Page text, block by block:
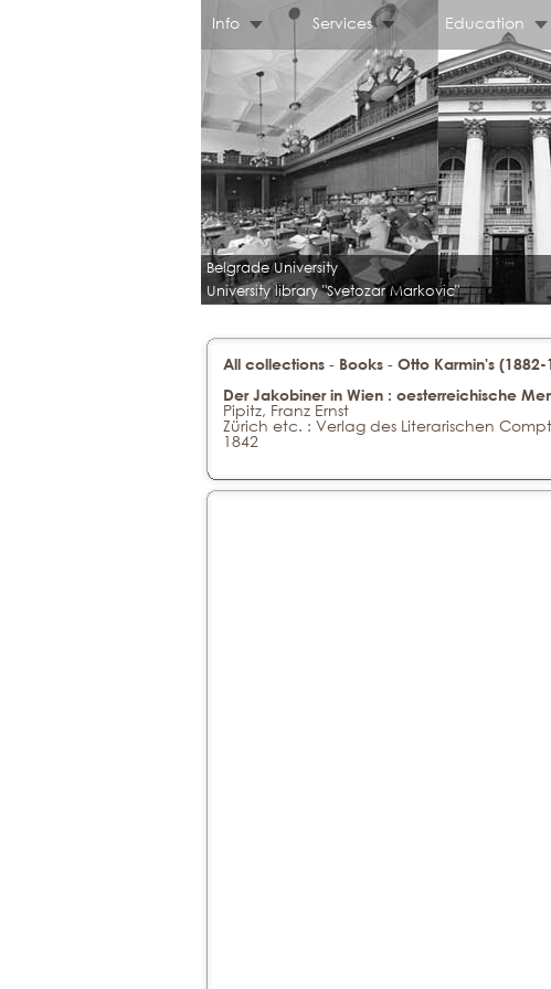
Info Services Education
Belgrade University
University library "Svetozar Markovic"
All collections - Books - Otto Karmin's
Der Jakobiner in Wien : oesterreichische
Pipitz, Franz Ernst
Zürich etc. : Verlag des Literarischen
1842